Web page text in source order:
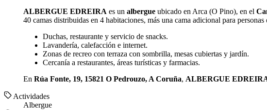
ALBERGUE EDREIRA es un albergue ubicado en Arca (O Pino), en el
40 camas distribuidas en 4 habitaciones, más una cama adicional para personas
Duchas, restaurante y servicio de snacks.
Lavandería, calefacción e internet.
Zonas de recreo con terraza con sombrilla, mesas cubiertas y jardín.
Cercanía a restaurantes, áreas turísticas y farmacias.
En Rúa Fonte, 19, 15821 O Pedrouzo, A Coruña, ALBERGUE
Actividades
Albergue